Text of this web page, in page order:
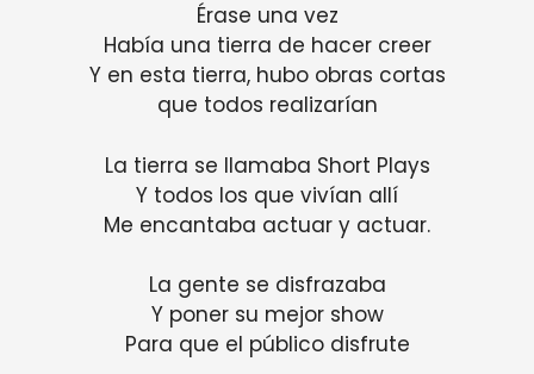
Érase una vez
Había una tierra de hacer creer
Y en esta tierra, hubo obras cortas
que todos realizarían
La tierra se llamaba Short Plays
Y todos los que vivían allí
Me encantaba actuar y actuar.
La gente se disfrazaba
Y poner su mejor show
Para que el público disfrute